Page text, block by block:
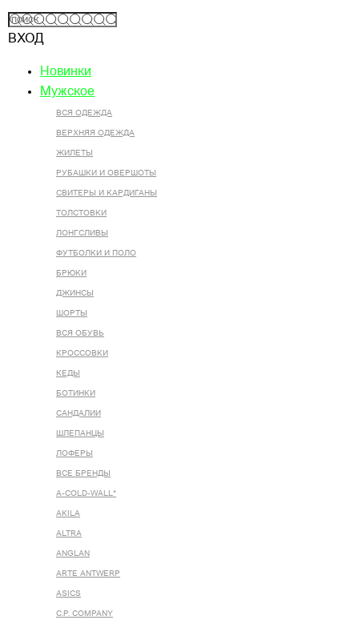
ВХОД
Новинки
Мужское
ВСЯ ОДЕЖДА
ВЕРХНЯЯ ОДЕЖДА
ЖИЛЕТЫ
РУБАШКИ И ОВЕРШОТЫ
СВИТЕРЫ И КАРДИГАНЫ
ТОЛСТОВКИ
ЛОНГСЛИВЫ
ФУТБОЛКИ И ПОЛО
БРЮКИ
ДЖИНСЫ
ШОРТЫ
ВСЯ ОБУВЬ
КРОССОВКИ
КЕДЫ
БОТИНКИ
САНДАЛИИ
ШЛЕПАНЦЫ
ЛОФЕРЫ
ВСЕ БРЕНДЫ
A-COLD-WALL*
AKILA
ALTRA
ANGLAN
ARTE ANTWERP
ASICS
C.P. COMPANY